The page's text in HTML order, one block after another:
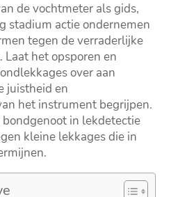
de vochtmeter als gids,
stadium actie ondernemen
tegen de verraderlijke
Laat het opsporen en
over aan
juistheid en
het instrument begrijpen.​
in lekdetectie
kleine lekkages die in